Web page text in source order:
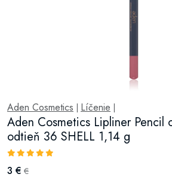
Aden Cosmetics Líčenie
Aden Cosmetics Lipliner Pencil
odtieň 36 SHELL 1,14 g
3 € €